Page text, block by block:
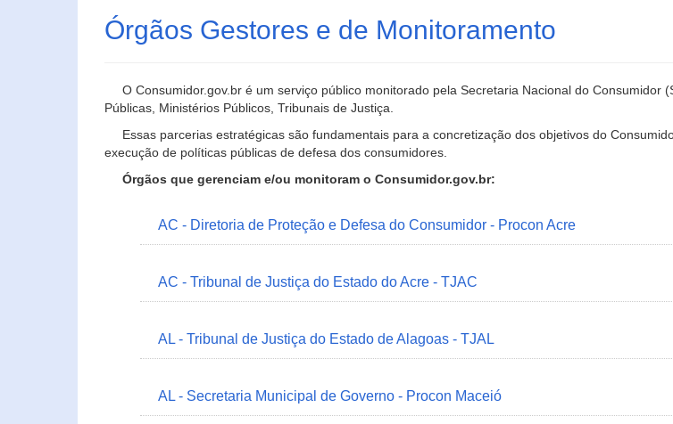
Órgãos Gestores e de Monitoramento
O Consumidor.gov.br é um serviço público monitorado pela Secretaria Nacional do
Públicas, Ministérios Públicos, Tribunais de Justiça.
Essas parcerias estratégicas são fundamentais para a concretização dos objetivos do
execução de políticas públicas de defesa dos consumidores.
Órgãos que gerenciam e/ou monitoram o Consumidor.gov.br:
AC - Diretoria de Proteção e Defesa do Consumidor - Procon Acre
AC - Tribunal de Justiça do Estado do Acre - TJAC
AL - Tribunal de Justiça do Estado de Alagoas - TJAL
AL - Secretaria Municipal de Governo - Procon Maceió